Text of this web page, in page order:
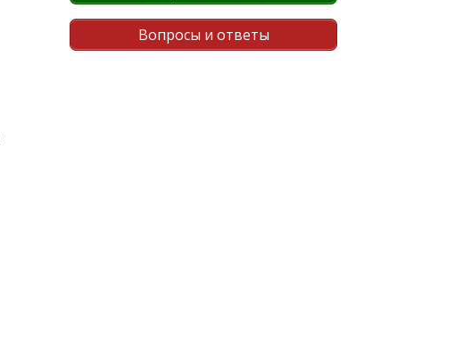
Вопросы и ответы